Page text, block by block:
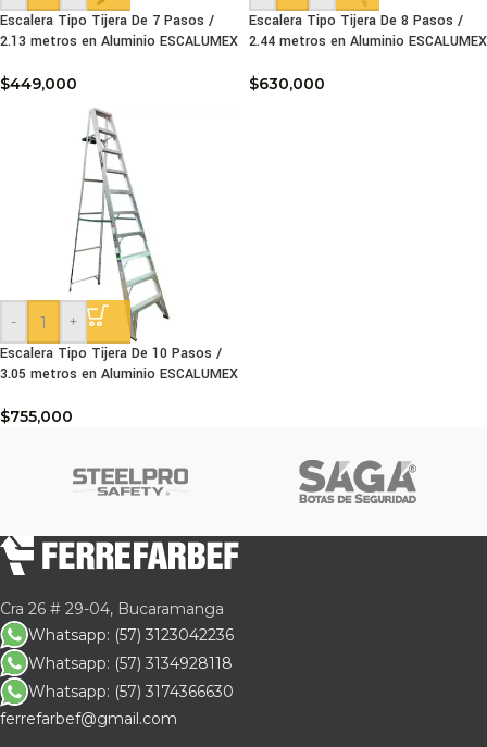
Escalera Tipo Tijera De 7 Pasos /
2.13 metros en Aluminio ESCALUMEX
$449,000
Escalera Tipo Tijera De 8 Pasos /
2.44 metros en Aluminio ESCALUMEX
$630,000
-
+
Escalera Tipo Tijera De 10 Pasos /
3.05 metros en Aluminio ESCALUMEX
$755,000
Cra 26 # 29-04, Bucaramanga
Whatsapp: (57) 3123042236
Whatsapp: (57) 3134928118
Whatsapp: (57) 3174366630
ferrefarbef@gmail.com